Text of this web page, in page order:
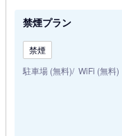
禁煙プラン
禁煙
駐車場 (無料) WiFi (無料)